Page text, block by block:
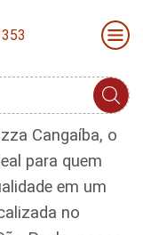
Cangaíba, o
para quem
em um
no